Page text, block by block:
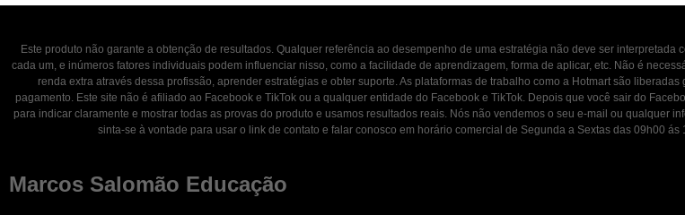
Este produto não garante a obtenção de resultados. Qualquer referência ao desempenho de uma estratégia não deve ser
cada um, e inúmeros fatores individuais podem influenciar nisso, como a facilidade de aprendizagem, forma de aplicar, etc. Não é
renda extra através dessa profissão, aprender estratégias e obter suporte. As plataformas de trabalho como a Hotmart são
pagamento. Este site não é afiliado ao Facebook e TikTok ou a qualquer entidade do Facebook e TikTok. Depois que você sair do
para indicar claramente e mostrar todas as provas do produto e usamos resultados reais. Nós não vendemos o seu e-mail ou qualquer
sinta-se à vontade para usar o link de contato e falar conosco em horário comercial de Segunda a Sextas das 09h00
Marcos Salomão Educação